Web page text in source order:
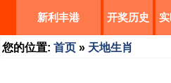
新利丰港 开奖历史
您的位置: 首页 » 天地生肖